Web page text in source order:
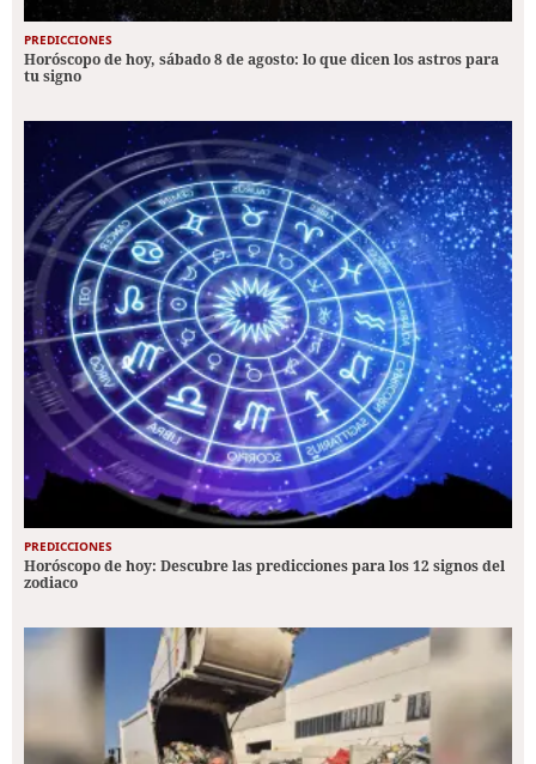
PREDICCIONES
Horóscopo de hoy, sábado 8 de agosto: lo que dicen los astros para
tu signo
PREDICCIONES
Horóscopo de hoy: Descubre las predicciones para los 12 signos del
zodiaco